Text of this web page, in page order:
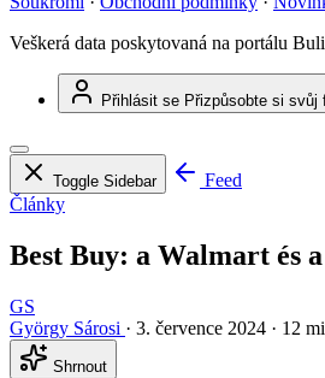
Veškerá data poskytovaná na portálu
Přihlásit se Přizpůsobte si svůj
Toggle Sidebar
Feed
Články
Best Buy: a Walmart és
GS
György Sárosi · 3. července 2024 · 12
Shrnout